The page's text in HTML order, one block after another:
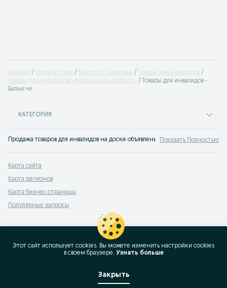
Главная Мода и стиль Красота / здоровье
Товары для инвалидов
Товары для инвалидов - Андижанская область
Товары для инвалидов -
Балыкчи
КАТЕГОРИЯ
Продажа товаров для инвалидов на доске объявлений OLX.uz Балыкчи.
Показать Полностью
Карта сайта
Карта регионов
Карта бизнес-страницы
Популярные запросы
Этот сайт использует cookies. Вы можете изменить настройки cookies
в своeм браузере. Узнать больше
Закрыть